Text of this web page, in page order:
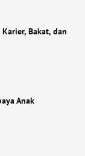
Bakat, dan
Anak